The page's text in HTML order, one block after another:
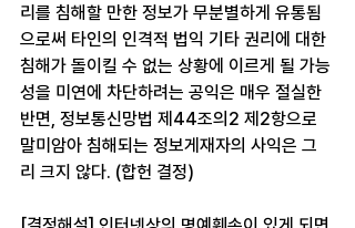
리를 침해할 만한 정보가 무분별하게 유통됨
으로써 타인의 인격적 법익 기타 권리에 대한
침해가 돌이킬 수 없는 상황에 이르게 될 가능
성을 미연에 차단하려는 공익은 매우 절실한
반면, 정보통신망법 제44조의2 제2항으로
말미암아 침해되는 정보게재자의 사익은 그
리 크지 않다. (합헌 결정)